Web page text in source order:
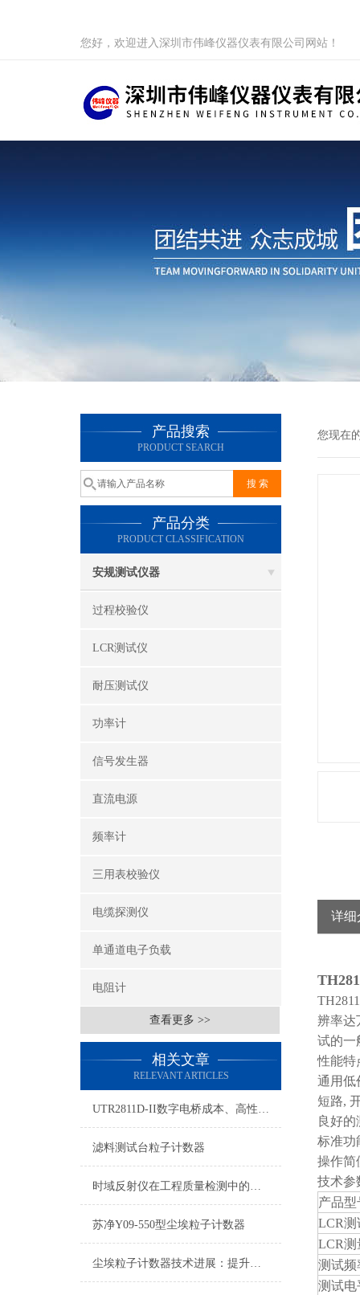
您好，欢迎进入深圳市伟峰仪器仪表有限公司网站！
产品搜索
PRODUCT SEARCH
产品分类
PRODUCT CLASSIFICATION
安规测试仪器
过程校验仪
LCR测试仪
耐压测试仪
功率计
信号发生器
直流电源
频率计
三用表校验仪
电缆探测仪
单通道电子负载
电阻计
查看更多 >>
相关文章
RELEVANT ARTICLES
UTR2811D-II数字电桥成本、高性能、小体积的LCR测试仪
滤料测试台粒子计数器
时域反射仪在工程质量检测中的作用与前景分析
苏净Y09-550型尘埃粒子计数器
尘埃粒子计数器技术进展：提升工业与实验室环境的洁净度
您现在
详细
辨率达
试的一
性能特
通用低
短路,
良好的
标准功
操作简
技术参
产品型
LCR测
LCR测
测试频
测试电